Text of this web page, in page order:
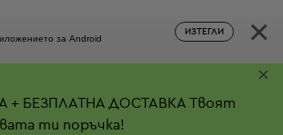
за Android
ИЗТЕГЛИ ×
+ БЕЗПЛАТНА ДОСТАВКА Твоят
ти поръчка!
×